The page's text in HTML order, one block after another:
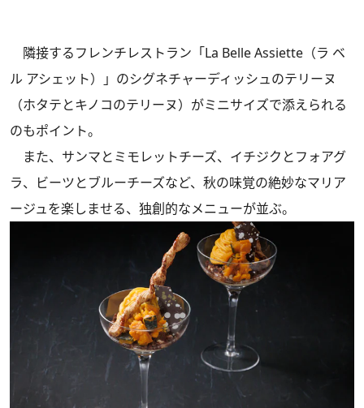
隣接するフレンチレストラン「La Belle Assiette（ラ ベ
ル アシェット）」のシグネチャーディッシュのテリーヌ
（ホタテとキノコのテリーヌ）がミニサイズで添えられる
のもポイント。
また、サンマとミモレットチーズ、イチジクとフォアグ
ラ、ビーツとブルーチーズなど、秋の味覚の絶妙なマリア
ージュを楽しませる、独創的なメニューが並ぶ。